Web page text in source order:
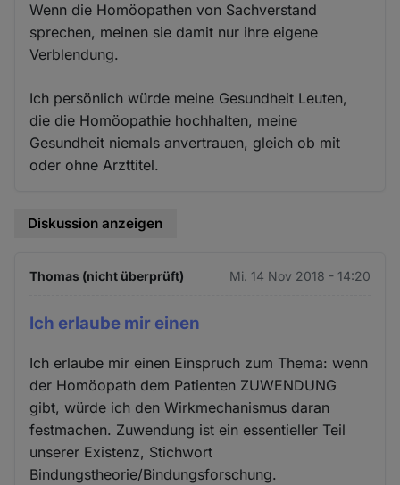
Wenn die Homöopathen von Sachverstand
sprechen, meinen sie damit nur ihre eigene
Verblendung.
Ich persönlich würde meine Gesundheit Leuten,
die die Homöopathie hochhalten, meine
Gesundheit niemals anvertrauen, gleich ob mit
oder ohne Arzttitel.
Diskussion anzeigen
Thomas (nicht überprüft) Mi. 14 Nov 2018 - 14:20
Ich erlaube mir einen
Ich erlaube mir einen Einspruch zum Thema: wenn
der Homöopath dem Patienten ZUWENDUNG
gibt, würde ich den Wirkmechanismus daran
festmachen. Zuwendung ist ein essentieller Teil
unserer Existenz, Stichwort
Bindungstheorie/Bindungsforschung.